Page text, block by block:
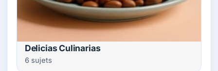
Delicias Culinarias
6 sujets